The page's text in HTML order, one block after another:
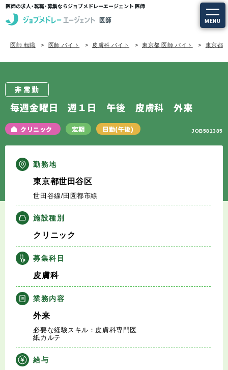
医師の求人・転職・募集ならジョブメドレーエージェント 医師
MENU
求人を探す
定期非常勤の求人
特集から探す
エージェントサービス
エージェントサービスTOP
サービスの流れ
キャリアアドバイザー紹介
医師の求人・転職Q&A
知りたい・聞きたい
転職成功事例
医師の転職マニュアル
医師 転職 医師 バイト 皮膚科 バイト 東京都 医師 バイト 東京都/
非常勤
毎週金曜日 週１日 午後 皮膚科 外来
クリニック 定期 日勤(午後) JOB581385
勤務地
東京都世田谷区
世田谷線/田園都市線
施設種別
クリニック
募集科目
皮膚科
業務内容
外来
必要な経験スキル：皮膚科専門医
紙カルテ
給与